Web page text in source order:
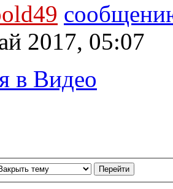
2017, 05:07
в Видео